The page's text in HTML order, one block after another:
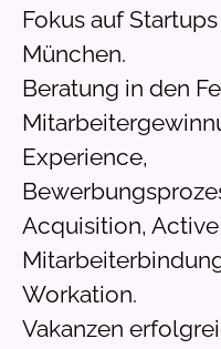
Fokus auf
München.
Beratung in den
Experience,
Acquisition,
Workation.
Vakanzen